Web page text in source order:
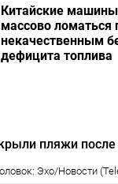
Китайские машины
массово ломаться
некачественным
дефицита топлива